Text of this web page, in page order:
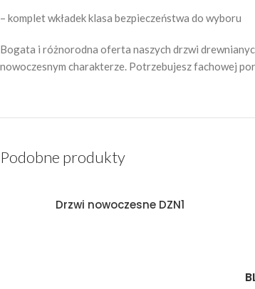
– komplet wkładek klasa bezpieczeństwa do wyboru
Bogata i różnorodna oferta naszych drzwi
nowoczesnym charakterze. Potrzebujesz fachowej
Podobne produkty
Drzwi nowoczesne DZN1